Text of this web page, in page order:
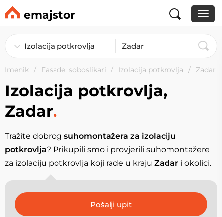
emajstor
Imenik Fasade, soboslikari Izolacija potkrovlja Zadar
Izolacija potkrovlja,
Zadar.
Tražite dobrog suhomontažera za izolaciju
potkrovlja? Prikupili smo i provjerili suhomontažere
za izolaciju potkrovlja koji rade u kraju Zadar i okolici.